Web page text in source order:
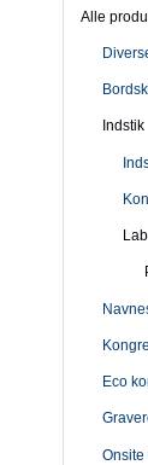
Alle
Indstik
Eco
Onsite